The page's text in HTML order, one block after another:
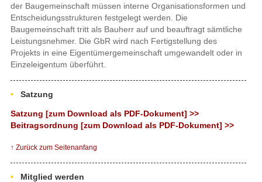
der Baugemeinschaft müssen interne Organisationsformen und
Entscheidungsstrukturen festgelegt werden. Die
Baugemeinschaft tritt als Bauherr auf und beauftragt sämtliche
Leistungsnehmer. Die GbR wird nach Fertigstellung des
Projekts in eine Eigentümergemeinschaft umgewandelt oder in
Einzeleigentum überführt.
Satzung
Satzung [zum Download als PDF-Dokument] >>
Beitragsordnung [zum Download als PDF-Dokument] >>
↑ Zurück zum Seitenanfang
Mitglied werden